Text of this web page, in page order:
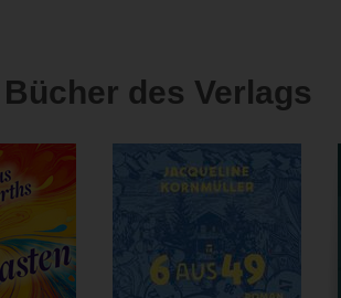
des Verlags